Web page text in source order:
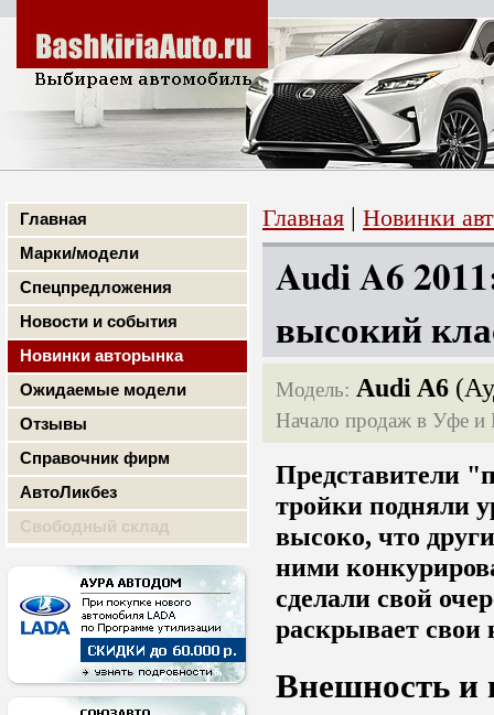
Главная
Марки/модели
Спецпредложения
Новости и события
Новинки авторынка
Ожидаемые модели
Отзывы
Справочник фирм
АвтоЛикбез
Свободный склад
Главная | Новинки
Audi A6
высокий
Модель: Audi A6
Начало продаж в Уфе и
Представители
тройки подняли
высоко, что
ними
сделали свой
раскрывает
Внешность и